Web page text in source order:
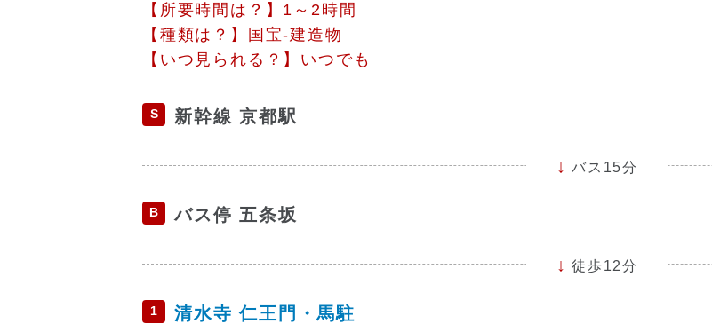
【所要時間は？】1～2時間
【種類は？】国宝-建造物
【いつ見られる？】いつでも
S 新幹線 京都駅
バス15分
B バス停 五条坂
徒歩12分
1 清水寺 仁王門・馬駐